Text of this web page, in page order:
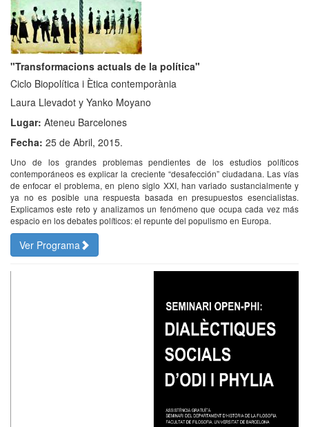
"Transformacions actuals de la política"
Ciclo Biopolítica i Ètica contemporània
Laura Llevadot y Yanko Moyano
Lugar: Ateneu Barcelones
Fecha: 25 de Abril, 2015.
Uno de los grandes problemas pendientes de los estudios políticos
contemporáneos es explicar la creciente “desafección” ciudadana. Las vías
de enfocar el problema, en pleno siglo XXI, han variado sustancialmente y
ya no es posible una respuesta basada en presupuestos esencialistas.
Explicamos este reto y analizamos un fenómeno que ocupa cada vez más
espacio en los debates políticos: el repunte del populismo en Europa.
Ver Programa